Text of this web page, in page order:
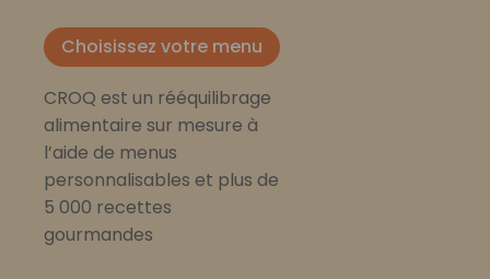
Choisissez votre menu
CROQ est un rééquilibrage
alimentaire sur mesure à
l’aide de menus
personnalisables et plus de
5 000 recettes
gourmandes